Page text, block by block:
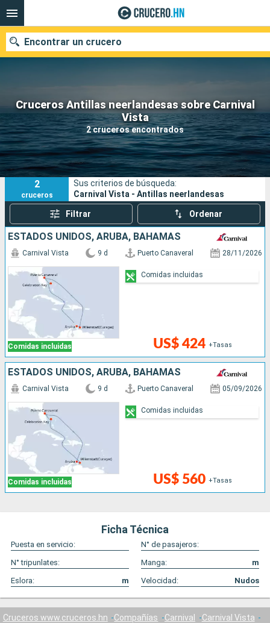
Cruceros Antillas neerlandesas sobre Carnival
Vista
2 cruceros encontrados
Encontrar un crucero
Nuestros destinos
Fecha de salida
Puertos Compañías
Buscar
2
cruceros
Sus criterios de búsqueda:
Carnival Vista - Antillas neerlandesas
Filtrar Ordenar
ESTADOS UNIDOS, ARUBA, BAHAMAS
Comidas incluidas
Carnival Vista 9 d Puerto Canaveral 28/11/2026
US$ 424 +Tasas
Comidas incluidas
ESTADOS UNIDOS, ARUBA, BAHAMAS
Comidas incluidas
Carnival Vista 9 d Puerto Canaveral 05/09/2026
US$ 560 +Tasas
Comidas incluidas
Ficha Técnica
Puesta en servicio:
N° de pasajeros:
N° tripunlates:
Manga:
m
Eslora:
m Velocidad: Nudos
Cruceros www.cruceros.hn Compañías Carnival
Carnival Vista